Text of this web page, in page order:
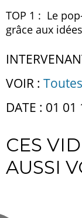
TOP 1 : Le
grâce aux
VOIR :
DATE : 01 01
CES
AUSSI